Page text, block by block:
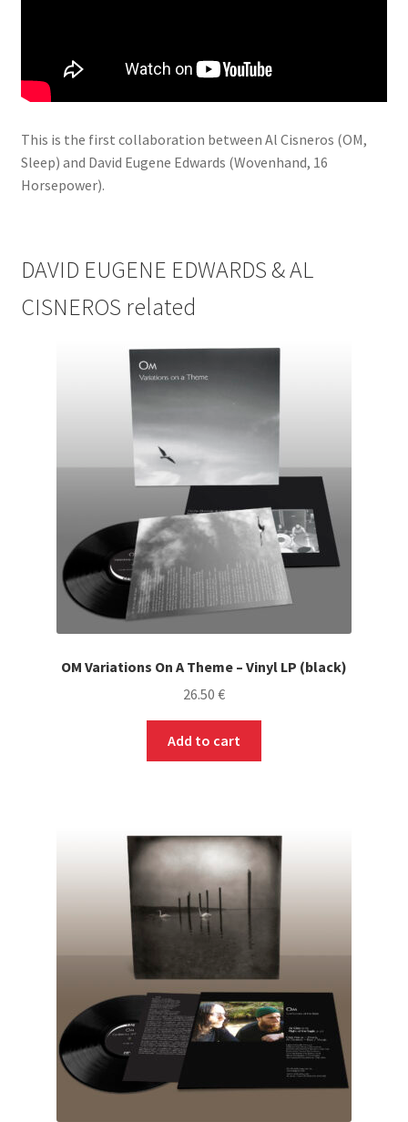
This is the first collaboration between Al Cisneros (OM,
Sleep) and David Eugene Edwards (Wovenhand, 16
Horsepower).
DAVID EUGENE EDWARDS & AL
CISNEROS related
OM Variations On A Theme – Vinyl LP (black)
26.50 €
Add to cart